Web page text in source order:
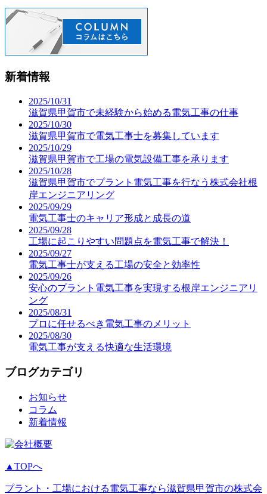
新着情報
2025/10/31
滋賀県甲賀市で未経験から始める電気工事の仕事
2025/10/30
滋賀県甲賀市で電気工事士を募集しています
2025/10/29
滋賀県甲賀市で工場の電気設備工事を承ります
2025/10/28
滋賀県甲賀市でプラント電気工事を行なう株式会社根
岸エンジニアリング
2025/09/29
電気工事士のキャリア形成と成長の道
2025/09/28
工場に起こりやすい問題点を電気工事で解決！
2025/09/27
電気工事士が支える工場の安全と効率性
2025/09/26
安心のプラント電気工事を実現する根岸エンジニアリ
ング
2025/08/31
プロに任せるべき電気工事のメリット
2025/08/30
電気工事が支える快適な生活環境
ブログカテゴリ
お知らせ
コラム
新着情報
▲TOPへ
プラント・工場における電気工事なら滋賀県甲賀市の株式会